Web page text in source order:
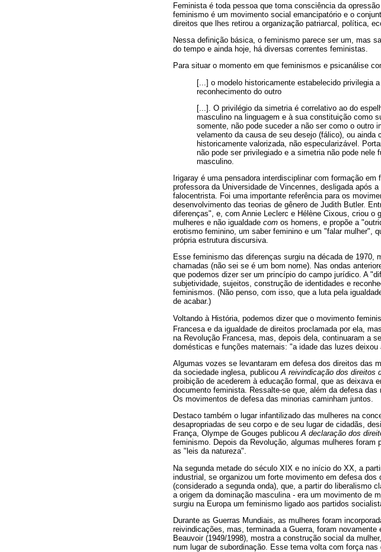
Feminista é toda pessoa que toma consciência da
feminismo é um movimento social emancipatório e o
direitos que lhes retirou a organização patriarcal, política,
Nessa definição básica, o feminismo parece ser um, mas
do tempo e ainda hoje, há diversas correntes feministas.
Para situar o momento em que feminismos e psicanálise
[...] o modelo historicamente estabelecido privilegia
reconhecimento do outro
[...]. O privilégio da simetria é correlativo ao do
masculino na linguagem e à sua constituição como
somente, não pode suceder a não ser como o outro
velamento da causa de seu desejo (fálico), ou
historicamente valorizada, não especularizável.
não pode ser privilegiado e a simetria não pode
masculino.
Irigaray é uma pensadora interdisciplinar com formação
professora da Universidade de Vincennes, desligada após
falocentrista. Foi uma importante referência para os
desenvolvimento das teorias de gênero de Judith Butler.
diferenças", e, com Annie Leclerc e Hélène Cixous, criou
mulheres e não igualdade com os homens, e propõe a
erotismo feminino, um saber feminino e um "falar mulher",
própria estrutura discursiva.
Esse feminismo das diferenças surgiu na década de
chamadas (não sei se é um bom nome). Nas ondas
que podemos dizer ser um princípio do campo jurídico. A
subjetividade, sujeitos, construção de identidades e
feminismos. (Não penso, com isso, que a luta pela
de acabar.)
Voltando à História, podemos dizer que o movimento
Francesa e da igualdade de direitos proclamada por ela,
na Revolução Francesa, mas, depois dela, continuaram a
domésticas e funções maternais: "a idade das luzes
Algumas vozes se levantaram em defesa dos direitos das
da sociedade inglesa, publicouA reivindicação dos direitos
proibição de acederem à educação formal, que as deixava
documento feminista. Ressalte-se que, além da defesa
Os movimentos de defesa das minorias caminham juntos.
Destaco também o lugar infantilizado das mulheres na
desapropriadas de seu corpo e de seu lugar de cidadãs,
França, Olympe de Gouges publicouA declaração dos
feminismo. Depois da Revolução, algumas mulheres
as "leis da natureza".
Na segunda metade do século XIX e no início do XX, a
industrial, se organizou um forte movimento em defesa
(considerado a segunda onda), que, a partir do liberalismo
a origem da dominação masculina - era um movimento de
surgiu na Europa um feminismo ligado aos partidos
Durante as Guerras Mundiais, as mulheres foram
reivindicações, mas, terminada a Guerra, foram
Beauvoir (1949/1998), mostra a construção social da
num lugar de subordinação. Esse tema volta com força nas